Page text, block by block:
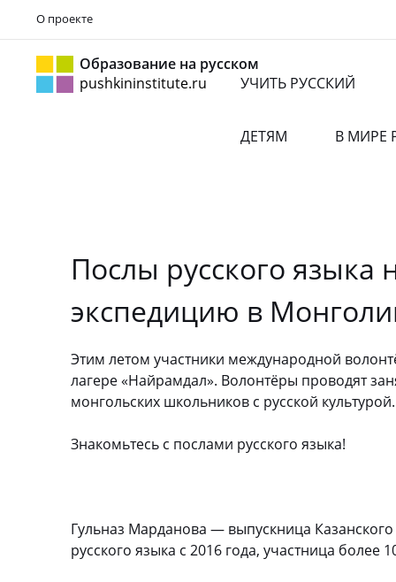
О проекте
Образование на русском
pushkininstitute.ru
УЧИТЬ РУССКИЙ
ДЕТЯМ В МИРЕ
Послы русского языка
экспедицию в
Этим летом участники международной
лагере «Найрамдал». Волонтёры проводят
монгольских школьников с русской культурой.
Знакомьтесь с послами русского языка!
Гульназ Марданова — выпускница
русского языка с 2016 года, участница